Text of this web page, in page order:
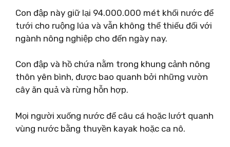
Con đập này giữ lại 94.000.000 mét khối nước để
tưới cho ruộng lúa và vẫn không thể thiếu đối với
ngành nông nghiệp cho đến ngày nay.
Con đập và hồ chứa nằm trong khung cảnh nông
thôn yên bình, được bao quanh bởi những vườn
cây ăn quả và rừng hỗn hợp.
Mọi người xuống nước để câu cá hoặc lướt quanh
vùng nước bằng thuyền kayak hoặc ca nô.